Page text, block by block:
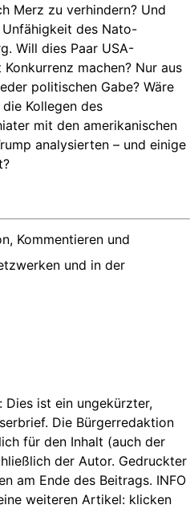
Merz zu verhindern? Und
des Nato-
Will dies Paar USA-
machen? Nur aus
politischen Gabe? Wäre
Kollegen des
mit den amerikanischen
analysierten – und einige
Kommentieren und
und in der
Dies ist ein ungekürzter,
Die Bürgerredaktion
für den Inhalt (auch der
der Autor. Gedruckter
am Ende des Beitrags. INFO
weiteren Artikel: klicken